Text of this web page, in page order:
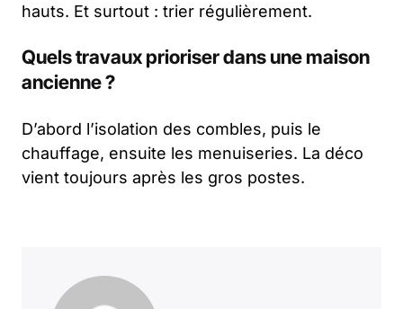
hauts. Et surtout : trier régulièrement.
Quels travaux prioriser dans une maison
ancienne ?
D’abord l’isolation des combles, puis le
chauffage, ensuite les menuiseries. La déco
vient toujours après les gros postes.